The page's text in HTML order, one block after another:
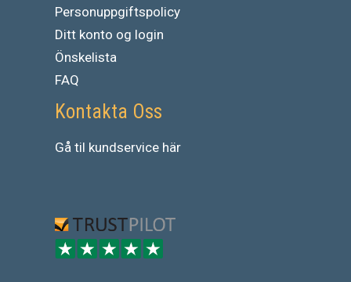
Personuppgiftspolicy
Ditt konto og login
Önskelista
FAQ
Kontakta Oss
Gå til kundservice här